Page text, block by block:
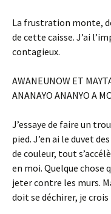
La frustration monte,
de cette caisse. J’ai
contagieux.
AWANEUNOW ET
ANANAYO ANANYO A
J’essaye de faire un
pied. J’en ai le duvet
de couleur, tout
en moi. Quelque chose
jeter contre les murs.
doit se déchirer, je crois